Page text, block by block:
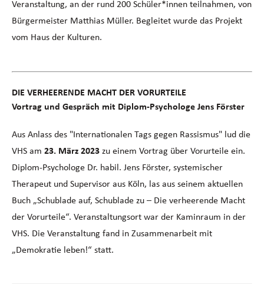
Veranstaltung, an der rund 200 Schüler*innen teilnahmen, von
Bürgermeister Matthias Müller. Begleitet wurde das Projekt
vom Haus der Kulturen.
DIE VERHEERENDE MACHT DER VORURTEILE
Vortrag und Gespräch mit Diplom-Psychologe Jens Förster
Aus Anlass des "Internationalen Tags gegen Rassismus" lud die
VHS am 23. März 2023 zu einem Vortrag über Vorurteile ein.
Diplom-Psychologe Dr. habil. Jens Förster, systemischer
Therapeut und Supervisor aus Köln, las aus seinem aktuellen
Buch „Schublade auf, Schublade zu – Die verheerende Macht
der Vorurteile“. Veranstaltungsort war der Kaminraum in der
VHS. Die Veranstaltung fand in Zusammenarbeit mit
„Demokratie leben!“ statt.